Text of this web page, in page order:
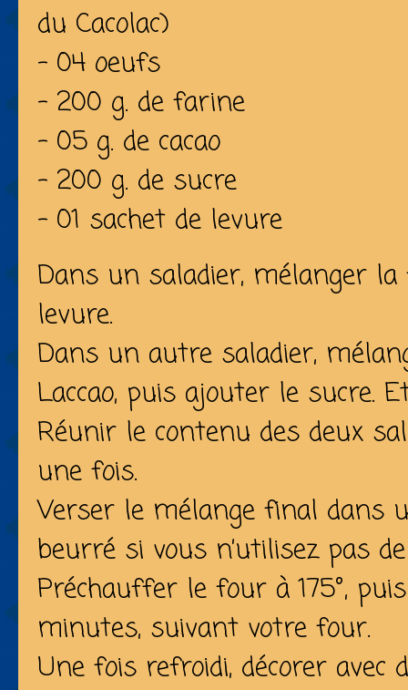
du Cacolac)
- 04 oeufs
- 200 g. de farine
- 05 g. de cacao
- 200 g. de sucre
- 01 sachet de levure
Dans un saladier, mélanger
levure.
Dans un autre saladier,
Laccao, puis ajouter le sucre.
Réunir le contenu des deux
une fois.
Verser le mélange final dans
beurré si vous n’utilisez pas
Préchauffer le four à 175°,
minutes, suivant votre four.
Une fois refroidi, décorer avec